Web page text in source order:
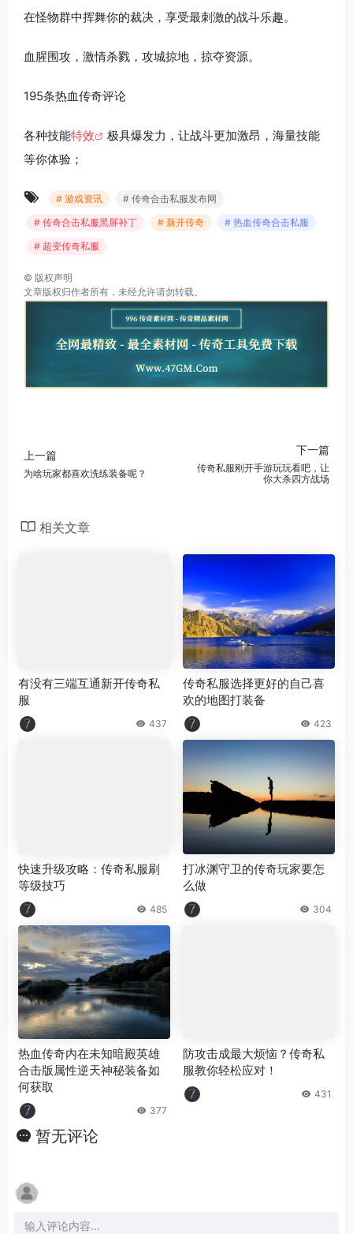
在怪物群中挥舞你的裁决，享受最刺激的战斗乐趣。
血腥围攻，激情杀戮，攻城掠地，掠夺资源。
195条热血传奇评论
各种技能特效
极具爆发力，让战斗更加激昂，海量技能
等你体验；
# 游戏资讯
# 传奇合击私服发布网
# 传奇合击私服黑屏补丁
# 新开传奇
# 热血传奇合击私服
# 超变传奇私服
© 版权声明
文章版权归作者所有，未经允许请勿转载。
上一篇
为啥玩家都喜欢洗练装备呢？
下一篇
传奇私服刚开手游玩玩看吧，让
你大杀四方战场
相关文章
有没有三端互通新开传奇私
服
437
传奇私服选择更好的自己喜
欢的地图打装备
423
快速升级攻略：传奇私服刷
等级技巧
485
打冰渊守卫的传奇玩家要怎
么做
304
热血传奇内在未知暗殿英雄
合击版属性逆天神秘装备如
何获取
377
防攻击成最大烦恼？传奇私
服教你轻松应对！
431
暂无评论